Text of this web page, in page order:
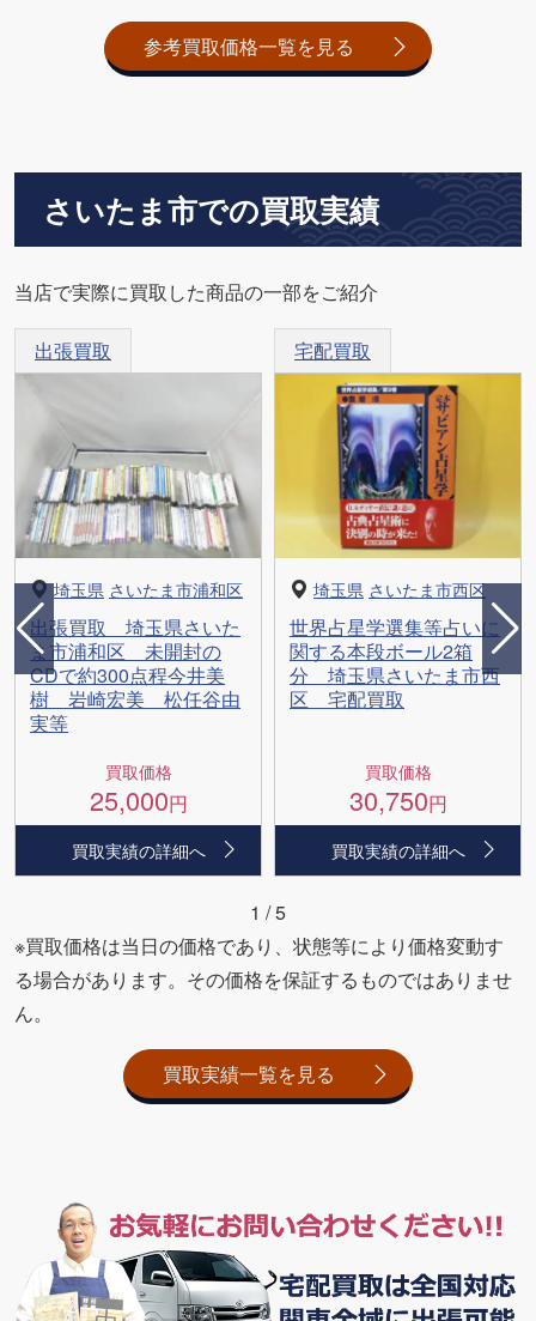
参考買取価格一覧を見る
さいたま市での買取実績
当店で実際に買取した商品の一部をご紹介
出張買取
埼玉県 さいたま市浦和区
出張買取 埼玉県さいた
ま市浦和区 未開封の
CDで約300点程今井美
樹 岩崎宏美 松任谷由
実等
買取価格
25,000円
買取実績の詳細へ
宅配買取
埼玉県 さいたま市西区
世界占星学選集等占いに
関する本段ボール2箱
分 埼玉県さいたま市西
区 宅配買取
買取価格
30,750円
買取実績の詳細へ
1 /5
※買取価格は当日の価格であり、状態等により価格変動す
る場合があります。その価格を保証するものではありませ
ん。
買取実績一覧を見る